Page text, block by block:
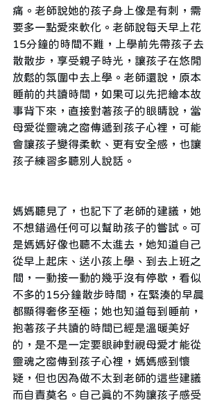
痛。老師說她的孩子身上像是有刺，需
要多一點愛來軟化。老師說每天早上花
15分鐘的時間不難，上學前先帶孩子去
散散步，享受親子時光，讓孩子在悠閒
放鬆的氛圍中去上學。老師還說，原本
睡前的共讀時間，如果可以先把繪本故
事背下來，直接對著孩子的眼睛說，當
母愛從靈魂之窗傳遞到孩子心裡，可能
會讓孩子變得柔軟、更有安全感，也讓
孩子練習多聽別人說話。
媽媽聽見了，也記下了老師的建議，她
不想錯過任何可以幫助孩子的嘗試。可
是媽媽好像也聽不太進去，她知道自己
從早上起床、送小孩上學、到去上班之
間，一動接一動的幾乎沒有停歇，看似
不多的15分鐘散步時間，在緊湊的早晨
都顯得奢侈至極；她也知道每到睡前，
抱著孩子共讀的時間已經是溫暖美好
的，是不是一定要眼神對視母愛才能從
靈魂之窗傳到孩子心裡，媽媽感到懷
疑，但也因為做不太到老師的這些建議
而自責莫名。自己真的不夠讓孩子感受